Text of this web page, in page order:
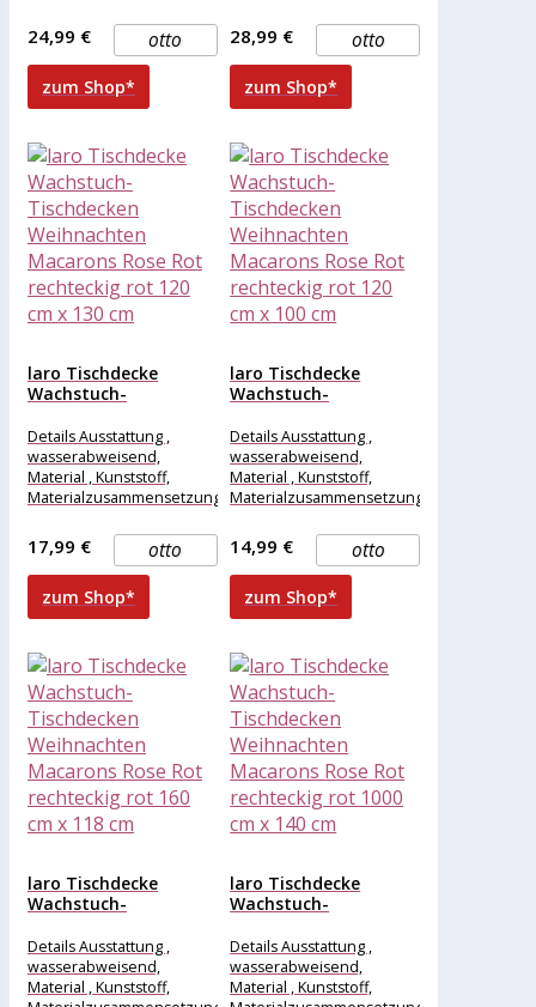
Gewicht Breite , 210 cm,
Länge , 110
otto
24,99 €
zum Shop*
Gewicht Breite , 240 cm,
Länge , 130
otto
28,99 €
zum Shop*
laro Tischdecke
Wachstuch-
Weihnachten
Macarons Rose Rot...
Details Ausstattung ,
wasserabweisend,
Material , Kunststoff,
Materialzusammensetzung
Gewicht Breite , 120 cm,
Länge , 130
otto
17,99 €
zum Shop*
laro Tischdecke
Wachstuch-
Weihnachten
Macarons Rose Rot...
Details Ausstattung ,
wasserabweisend,
Material , Kunststoff,
Materialzusammensetzung
Gewicht Breite , 120 cm,
Länge , 100
otto
14,99 €
zum Shop*
laro Tischdecke
Wachstuch-
Weihnachten
Macarons Rose Rot...
Details Ausstattung ,
wasserabweisend,
Material , Kunststoff,
laro Tischdecke
Wachstuch-
Weihnachten
Macarons Rose Rot...
Details Ausstattung ,
wasserabweisend,
Material , Kunststoff,